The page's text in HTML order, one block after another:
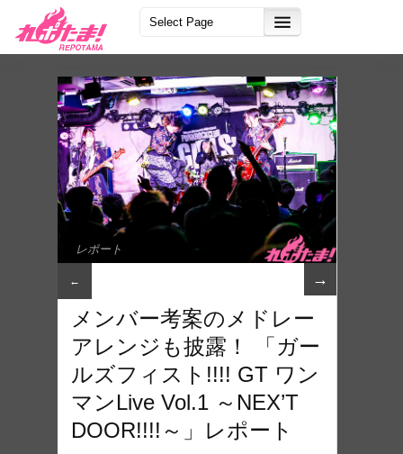
レポート
← →
メンバー考案のメドレー
アレンジも披露！ 「ガー
ルズフィスト!!!! GT ワン
マンLive Vol.1 ～NEX’T
DOOR!!!!～」レポート